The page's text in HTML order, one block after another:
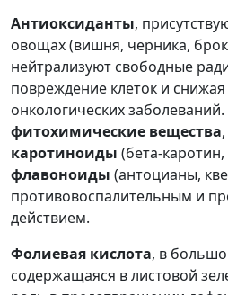
Антиоксиданты,
овощах (вишня, черника,
нейтрализуют свободные
повреждение клеток и снижая
онкологических
фитохимические вещества
каротиноиды (бета-
флавоноиды (антоцианы,
противовоспалительным и
действием.
Фолиевая кислота, в
содержащаяся в листовой